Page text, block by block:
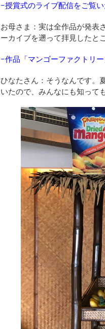
−授賞式のライブ配信をご覧い
お母さま：実は全作品が発表
ーカイブを遡って拝見したと
−作品「マンゴーファクトリ
ひなたさん：そうなんです。
いたので、みんなにも知って